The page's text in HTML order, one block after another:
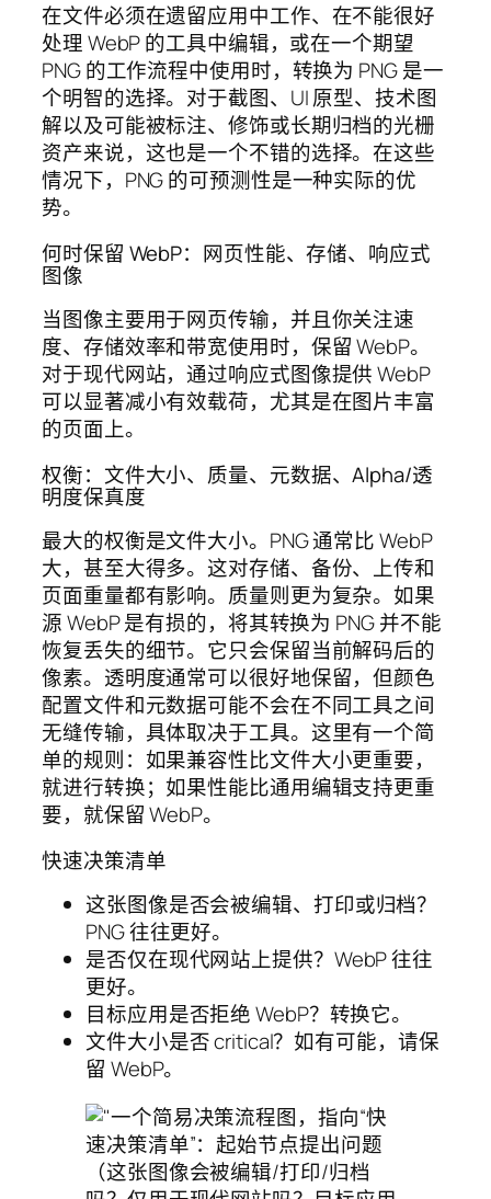
在文件必须在遗留应用中工作、在不能很好
处理 WebP 的工具中编辑，或在一个期望
PNG 的工作流程中使用时，转换为 PNG 是一
个明智的选择。对于截图、UI 原型、技术图
解以及可能被标注、修饰或长期归档的光栅
资产来说，这也是一个不错的选择。在这些
情况下，PNG 的可预测性是一种实际的优
势。
何时保留 WebP：网页性能、存储、响应式
图像
当图像主要用于网页传输，并且你关注速
度、存储效率和带宽使用时，保留 WebP。
对于现代网站，通过响应式图像提供 WebP
可以显著减小有效载荷，尤其是在图片丰富
的页面上。
权衡：文件大小、质量、元数据、Alpha/透
明度保真度
最大的权衡是文件大小。PNG 通常比 WebP
大，甚至大得多。这对存储、备份、上传和
页面重量都有影响。质量则更为复杂。如果
源 WebP 是有损的，将其转换为 PNG 并不能
恢复丢失的细节。它只会保留当前解码后的
像素。透明度通常可以很好地保留，但颜色
配置文件和元数据可能不会在不同工具之间
无缝传输，具体取决于工具。这里有一个简
单的规则：如果兼容性比文件大小更重要，
就进行转换；如果性能比通用编辑支持更重
要，就保留 WebP。
快速决策清单
这张图像是否会被编辑、打印或归档？
PNG 往往更好。
是否仅在现代网站上提供？WebP 往往
更好。
目标应用是否拒绝 WebP？转换它。
文件大小是否 critical？如有可能，请保
留 WebP。